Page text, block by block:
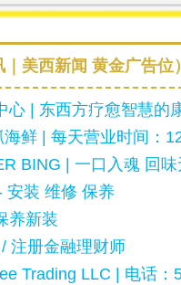
美西新闻 黄金广告位）
心 | 东西方疗愈智慧的
海鲜 | 每天营业时间：
BING | 一口入魂 回味
安装 维修 保养
养新装
注册金融理财师
Trading LLC | 电话：